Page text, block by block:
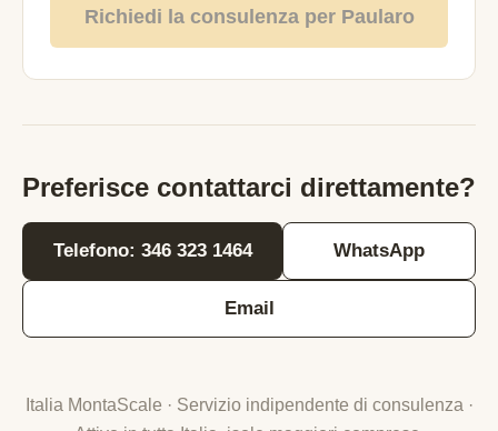
Richiedi la consulenza per Paularo
Preferisce contattarci direttamente?
Telefono: 346 323 1464 WhatsApp
Email
Italia MontaScale · Servizio indipendente di consulenza ·